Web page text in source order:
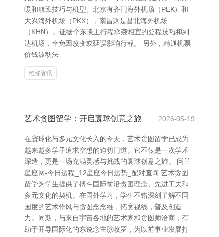
暖和航班技巧与机型。北京有齐门海外机场（PEK）和
大兴海外机场（PKX），南昌则是昌北海外机场
（KHN）。证据个东谈主行程承袭相宜的登程技巧和到
达机场，幸免因改变或延误影响行程。 另外，精通机票
价钱波动法
维修资讯
艺术贪图留学：开启寰球创意之旅 2026-05-19
在寰球化与多元文化长入的今天，艺术贪图留学已成为
越来越多学子追求空想的迫切门道。它不仅是一次学术
深造，更是一场充满灵感与挑战的寰球创意之旅。 问兰
星座网-今日运程_12星座今日运势_配对查询 艺术贪图
留学为学生提供了搏斗国际前沿贪图理念、先进工夫和
多元文化的契机。在国外学习，学生不错深刻了解不同
国度的艺术作风与贪图念念维，拓宽视线，普及创造
力。同期，与来自宇宙各地的艺术家和贪图师洽商，有
助于开导国际化的东说念主脉收罗，为以前事业发展打